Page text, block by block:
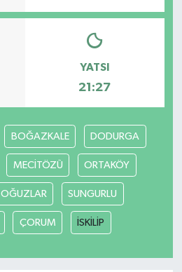
YATSI
21:27
BOĞAZKALE DODURGA
MECİTÖZÜ ORTAKÖY
OĞUZLAR SUNGURLU
ÇORUM İSKİLİP